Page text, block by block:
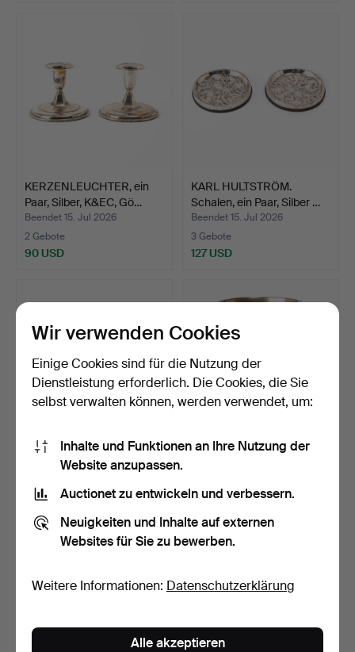
KERZENLEUCHTER, ein
Paar, Silber, K&EC, Gö…
Beendet 15. Jul 2026
2 Gebote
90 USD
KARL HULTSTRÖM.
Schalen, ein Paar, Silber …
Beendet 15. Jul 2026
3 Gebote
127 USD
SAHNEKÄNNCHEN,
ZUCKERDOSE und
TABLETT. Sil…
4 Gebote
368 USD
BECHER. Silber, GAB, 1953.
158 USD
Wir verwenden Cookies
Einige Cookies sind für die Nutzung der
Dienstleistung erforderlich. Die Cookies, die Sie
selbst verwalten können, werden verwendet, um:
Inhalte und Funktionen an Ihre Nutzung der
Website anzupassen.
Auctionet zu entwickeln und verbessern.
Neuigkeiten und Inhalte auf externen
Websites für Sie zu bewerben.
Weitere Informationen: Datenschutzerklärung
Alle akzeptieren